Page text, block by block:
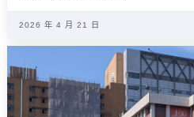
2026 年 4 月 21 日